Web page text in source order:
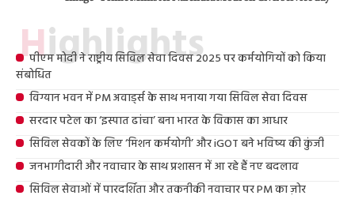
Highlights
पीएम मोदी ने राष्ट्रीय सिविल सेवा दिवस 2025 पर कर्मयोगियों को किया
संबोधित
विग्यान भवन में PM अवार्ड्स के साथ मनाया गया सिविल सेवा दिवस
सरदार पटेल का ‘इस्पात ढांचा’ बना भारत के विकास का आधार
सिविल सेवकों के लिए ‘मिशन कर्मयोगी’ और iGOT बने भविष्य की कुंजी
जनभागीदारी और नवाचार के साथ प्रशासन में आ रहे हैं नए बदलाव
सिविल सेवाओं में पारदर्शिता और तकनीकी नवाचार पर PM का ज़ोर